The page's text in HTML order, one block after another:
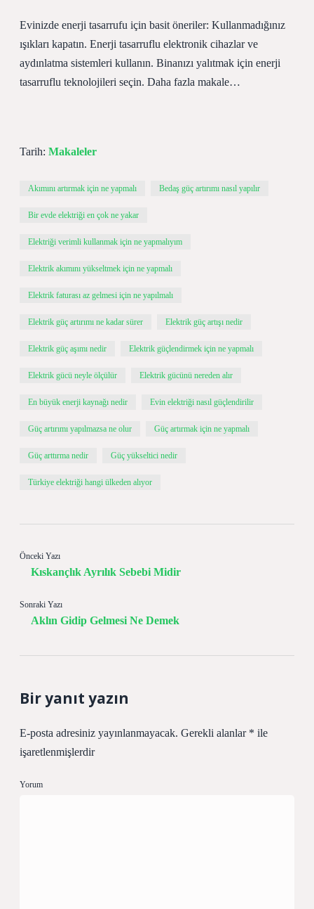
Evinizde enerji tasarrufu için basit öneriler: Kullanmadığınız
ışıkları kapatın. Enerji tasarruflu elektronik cihazlar ve
aydınlatma sistemleri kullanın. Binanızı yalıtmak için enerji
tasarruflu teknolojileri seçin. Daha fazla makale…
Tarih: Makaleler
Akımını artırmak için ne yapmalı Bedaş güç artırımı nasıl yapılır
Bir evde elektriği en çok ne yakar
Elektriği verimli kullanmak için ne yapmalıyım
Elektrik akımını yükseltmek için ne yapmalı
Elektrik faturası az gelmesi için ne yapılmalı
Elektrik güç artırımı ne kadar sürer Elektrik güç artışı nedir
Elektrik güç aşımı nedir Elektrik güçlendirmek için ne yapmalı
Elektrik gücü neyle ölçülür Elektrik gücünü nereden alır
En büyük enerji kaynağı nedir Evin elektriği nasıl güçlendirilir
Güç artırımı yapılmazsa ne olur Güç artırmak için ne yapmalı
Güç arttırma nedir Güç yükseltici nedir
Türkiye elektriği hangi ülkeden alıyor
Önceki Yazı
Kıskançlık Ayrılık Sebebi Midir
Sonraki Yazı
Aklın Gidip Gelmesi Ne Demek
Bir yanıt yazın
E-posta adresiniz yayınlanmayacak. Gerekli alanlar * ile
işaretlenmişlerdir
Yorum